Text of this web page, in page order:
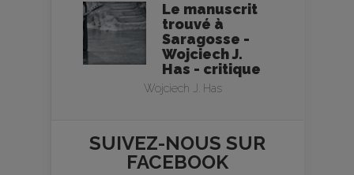
Le manuscrit
trouvé à
Saragosse -
Wojciech J.
Has - critique
Wojciech J. Has
SUIVEZ-NOUS SUR
FACEBOOK